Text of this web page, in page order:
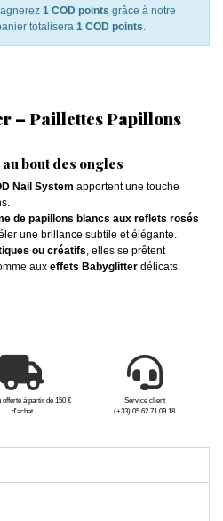
1 COD points grâce à notre
totalisera 1 COD points.
– Paillettes Papillons
bout des ongles
Nail System apportent une touche
de papillons blancs aux reflets rosés
une brillance subtile et élégante.
ou créatifs, elles se prêtent
aux effets Babyglitter délicats.
offerte à partir de 150 €
d'achat
Service client
(+33) 05 62 71 09 18